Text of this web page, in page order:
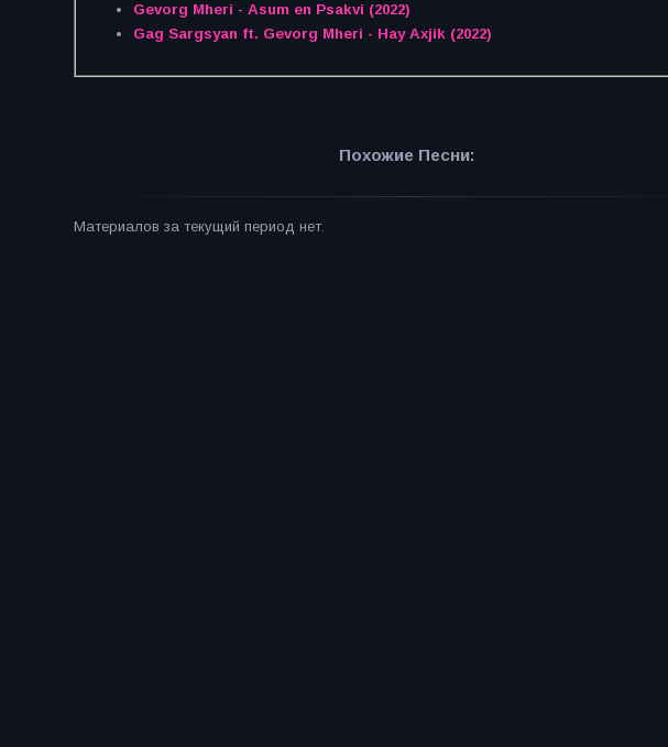
Gevorg Mheri - Asum en Psakvi (2022)
Gag Sargsyan ft. Gevorg Mheri - Hay Axjik (2022)
Похожие Песни:
Материалов за текущий период нет.